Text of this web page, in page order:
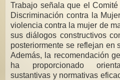
Trabajo señala que el
Discriminación contra la
violencia contra la mujer de
sus diálogos constructivos
posteriormente se reflejan en
Además, la recomendación
ha proporcionado
sustantivas y normativas